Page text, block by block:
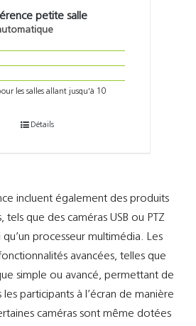
petite salle
les salles allant jusqu'à 10
Détails
incluent également des produits
tels que des caméras USB ou PTZ
processeur multimédia. Les
avancées, telles que
simple ou avancé, permettant de
participants à l’écran de manière
caméras sont même dotées